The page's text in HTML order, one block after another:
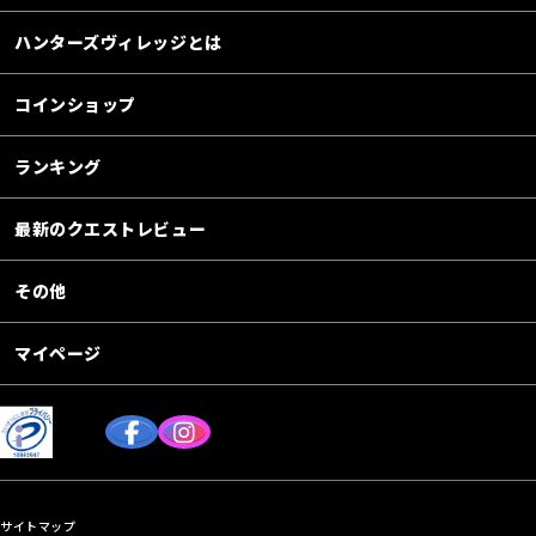
ハンターズヴィレッジとは
コインショップ
ランキング
最新のクエストレビュー
その他
マイページ
サイトマップ